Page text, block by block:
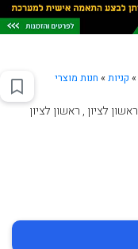
» קניות» חנות מוצרי